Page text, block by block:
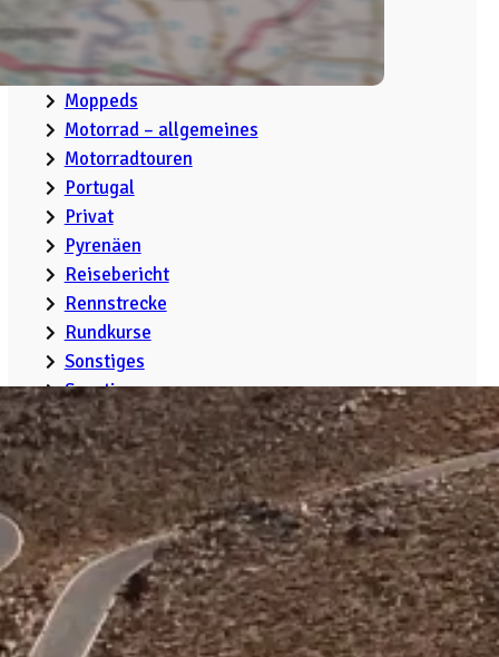
GPS Daten
Italien
Kurventraining
Moppeds
Motorrad – allgemeines
Motorradtouren
Portugal
Privat
Pyrenäen
Reisebericht
Rennstrecke
Rundkurse
Sonstiges
Sonstiges
Spanien
Technik
Tags
#HornetOnTour 2008
2009